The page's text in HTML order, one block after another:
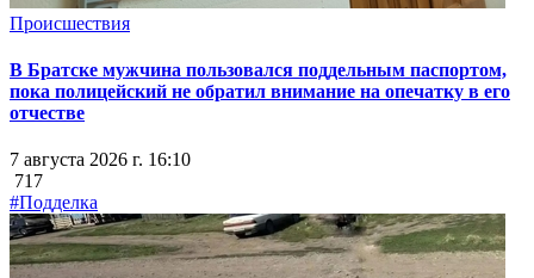
Происшествия
В Братске мужчина пользовался поддельным паспортом,
пока полицейский не обратил внимание на опечатку в его
отчестве
7 августа 2026 г. 16:10
717
#Подделка